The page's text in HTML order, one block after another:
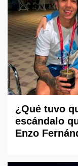
¿Qué tuvo
escándalo
Enzo